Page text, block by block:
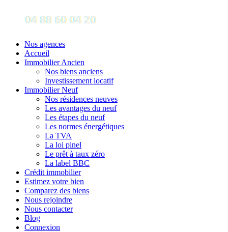
Nos agences
Accueil
Immobilier Ancien
Nos biens anciens
Investissement locatif
Immobilier Neuf
Nos résidences neuves
Les avantages du neuf
Les étapes du neuf
Les normes énergétiques
La TVA
La loi pinel
Le prêt à taux zéro
La label BBC
Crédit immobilier
Estimez votre bien
Comparez des biens
Nous rejoindre
Nous contacter
Blog
Connexion